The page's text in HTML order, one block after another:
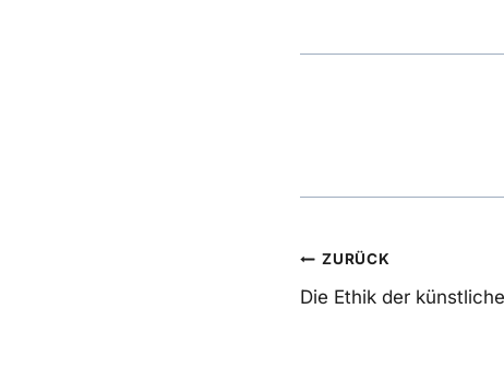
ZURÜCK
Die Ethik der